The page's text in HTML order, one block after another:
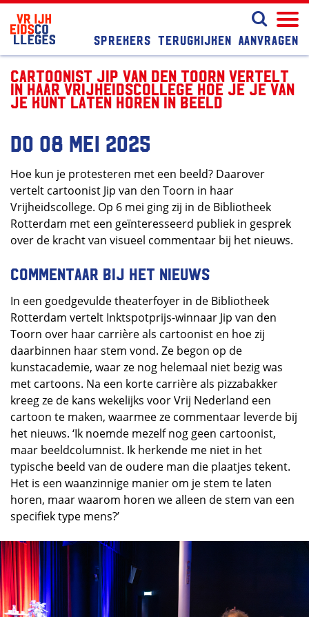
Sprekers Terugkijken Aanvragen
Cartoonist Jip van den Toorn vertelt
in haar Vrijheidscollege hoe je je van
je kunt laten horen in beeld
do 08 mei 2025
Hoe kun je protesteren met een beeld? Daarover
vertelt cartoonist Jip van den Toorn in haar
Vrijheidscollege. Op 6 mei ging zij in de Bibliotheek
Rotterdam met een geïnteresseerd publiek in gesprek
over de kracht van visueel commentaar bij het nieuws.
Commentaar bij het nieuws
In een goedgevulde theaterfoyer in de Bibliotheek
Rotterdam vertelt Inktspotprijs-winnaar Jip van den
Toorn over haar carrière als cartoonist en hoe zij
daarbinnen haar stem vond. Ze begon op de
kunstacademie, waar ze nog helemaal niet bezig was
met cartoons. Na een korte carrière als pizzabakker
kreeg ze de kans wekelijks voor Vrij Nederland een
cartoon te maken, waarmee ze commentaar leverde bij
het nieuws. ‘Ik noemde mezelf nog geen cartoonist,
maar beeldcolumnist. Ik herkende me niet in het
typische beeld van de oudere man die plaatjes tekent.
Het is een waanzinnige manier om je stem te laten
horen, maar waarom horen we alleen de stem van een
specifiek type mens?’